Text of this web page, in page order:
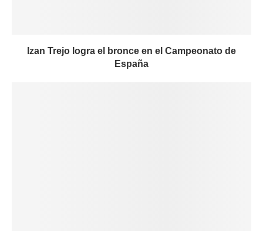
Izan Trejo logra el bronce en el Campeonato de
España